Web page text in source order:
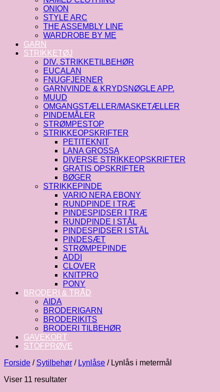
ONION
STYLE ARC
THE ASSEMBLY LINE
WARDROBE BY ME
GARN
STRIKKETØJ
DIV. STRIKKETILBEHØR
EUCALAN
FNUGFJERNER
GARNVINDE & KRYDSNØGLE APP.
MUUD
OMGANGSTÆLLER/MASKETÆLLER
PINDEMÅLER
STRØMPESTOP
STRIKKEOPSKRIFTER
PETITEKNIT
LANA GROSSA
DIVERSE STRIKKEOPSKRIFTER
GRATIS OPSKRIFTER
BØGER
STRIKKEPINDE
VARIO NERA EBONY
RUNDPINDE I TRÆ
PINDESPIDSER I TRÆ
RUNDPINDE I STÅL
PINDESPIDSER I STÅL
PINDESÆT
STRØMPEPINDE
ADDI
CLOVER
KNITPRO
PONY
BRODERI & TRÅD
AIDA
BRODERIGARN
BRODERIKITS
BRODERI TILBEHØR
GAVEKORT
STOFPRØVE
Forside / Sytilbehør / Lynlåse /Lynlås i metermål
Viser 11 resultaterSorteret